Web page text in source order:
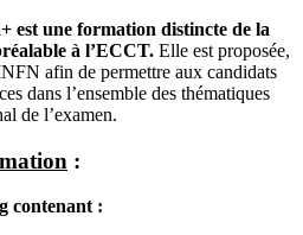
est une formation distincte de la
à l’ECCT. Elle est proposée,
afin de permettre aux candidats
dans l’ensemble des thématiques
de l’examen.
:
contenant :